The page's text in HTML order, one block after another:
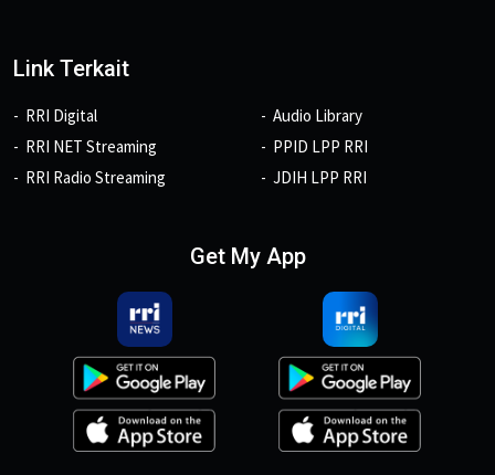
Link Terkait
RRI Digital
RRI NET Streaming
RRI Radio Streaming
Audio Library
PPID LPP RRI
JDIH LPP RRI
Get My App